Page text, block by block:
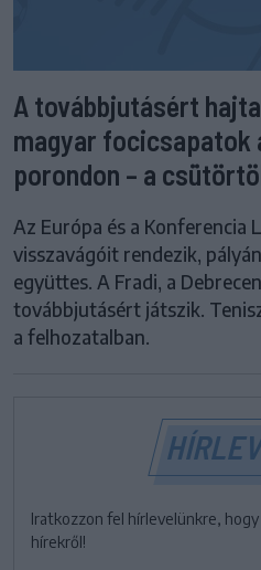
A továbbjutásért
magyar focicsapatok
porondon – a
Az Európa és a Konferencia
visszavágóit rendezik,
együttes. A Fradi, a
továbbjutásért játszik.
a felhozatalban.
Iratkozzon fel hírlevelünkre,
hírekről!